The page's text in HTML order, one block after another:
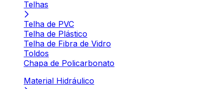
Telhas
Telha de PVC
Telha de Plástico
Telha de Fibra de Vidro
Toldos
Chapa de Policarbonato
Material Hidráulico